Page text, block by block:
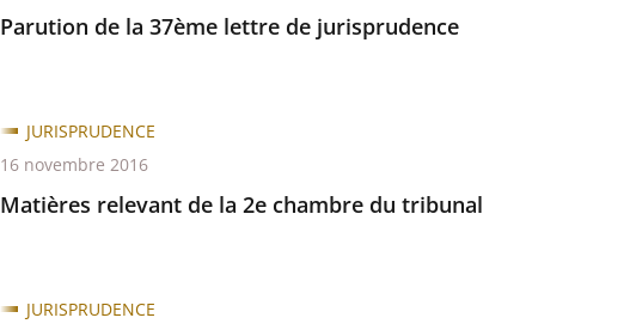
Parution de la 37ème lettre de jurisprudence
Matières relevant de la 2e chambre du tribunal
JURISPRUDENCE
16 novembre 2016
JURISPRUDENCE